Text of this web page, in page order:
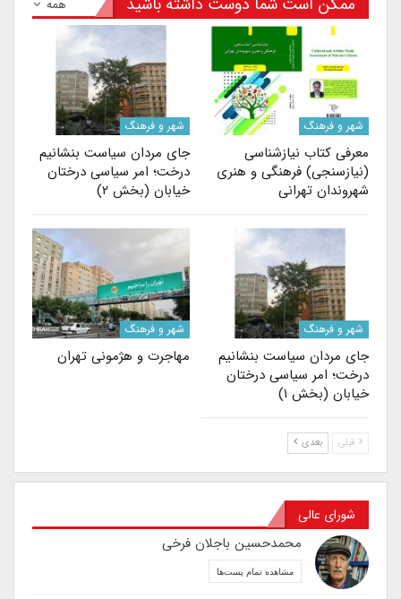
همه
شهر و فرهنگ
معرفی کتاب نیازشناسی
(نیازسنجی) فرهنگی و هنری
شهروندان تهرانی
شهر و فرهنگ
جای مردان سیاست بنشانیم
درخت؛ امر سیاسی درختان
خیابان (بخش ۲)
شهر و فرهنگ
جای مردان سیاست بنشانیم
درخت؛ امر سیاسی درختان
خیابان (بخش ۱)
شهر و فرهنگ
مهاجرت‌ و هژمونی تهران
قبلی بعدی
شورای عالی
محمدحسین باجلان فرخی
مشاهده تمام پست‌ها